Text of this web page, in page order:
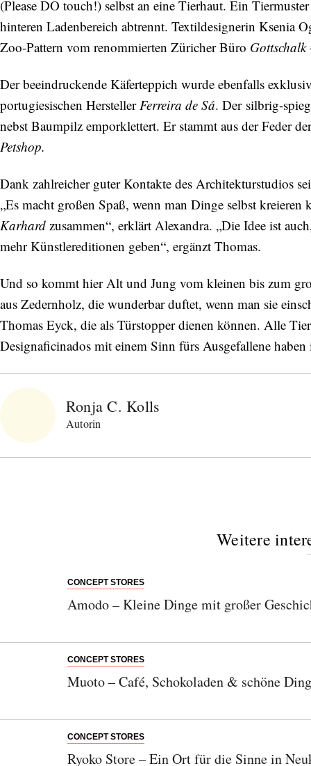
(Please DO touch!) selbst an eine Tierhaut. Ein
hinteren Ladenbereich abtrennt. Textildesignerin Ksenia
Zoo-Pattern vom renommierten Züricher Büro
Der beeindruckende Käferteppich wurde ebenfalls
portugiesischen HerstellerFerreira de Sá. Der silbrig-
nebst Baumpilz emporklettert. Er stammt aus der Feder
Petshop.
Dank zahlreicher guter Kontakte des Architekturstudios
„Es macht großen Spaß, wenn man Dinge selbst
Karhard zusammen“, erklärt Alexandra. „Die Idee ist
mehr Künstlereditionen geben“, ergänzt Thomas.
Und so kommt hier Alt und Jung vom kleinen bis zum
aus Zedernholz, die wunderbar duftet, wenn man sie
Thomas Eyck, die als Türstopper dienen können. Alle
Designaficinados mit einem Sinn fürs Ausgefallene
Ronja C. Kolls
Autorin
Weitere
CONCEPT STORES
Amodo – Kleine Dinge mit großer
CONCEPT STORES
Muoto – Café, Schokoladen & schöne
CONCEPT STORES
Ryoko Store – Ein Ort für die Sinne in